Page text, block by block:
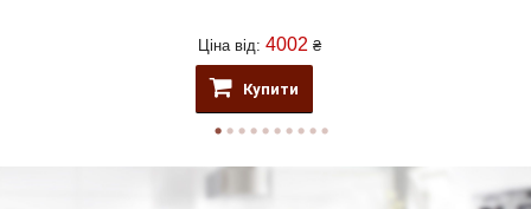
Ціна від: 4002 ₴
Купити